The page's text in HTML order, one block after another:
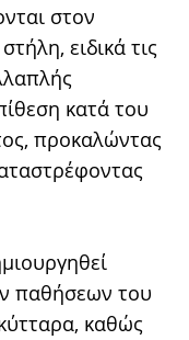
στον
ειδικά τις
κατά του
προκαλώντας
παθήσεων του
καθώς